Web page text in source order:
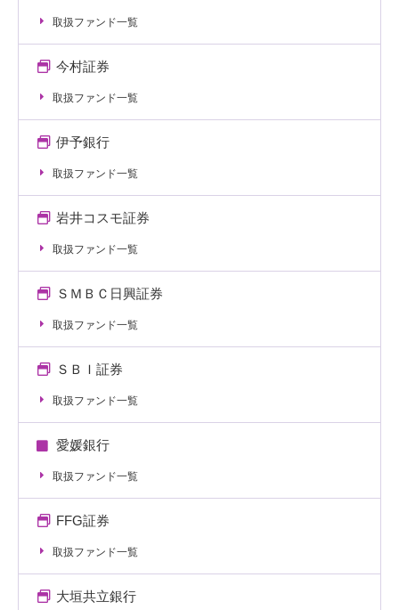
取扱ファンド一覧
今村証券
取扱ファンド一覧
伊予銀行
取扱ファンド一覧
岩井コスモ証券
取扱ファンド一覧
ＳＭＢＣ日興証券
取扱ファンド一覧
ＳＢＩ証券
取扱ファンド一覧
愛媛銀行
取扱ファンド一覧
FFG証券
取扱ファンド一覧
大垣共立銀行